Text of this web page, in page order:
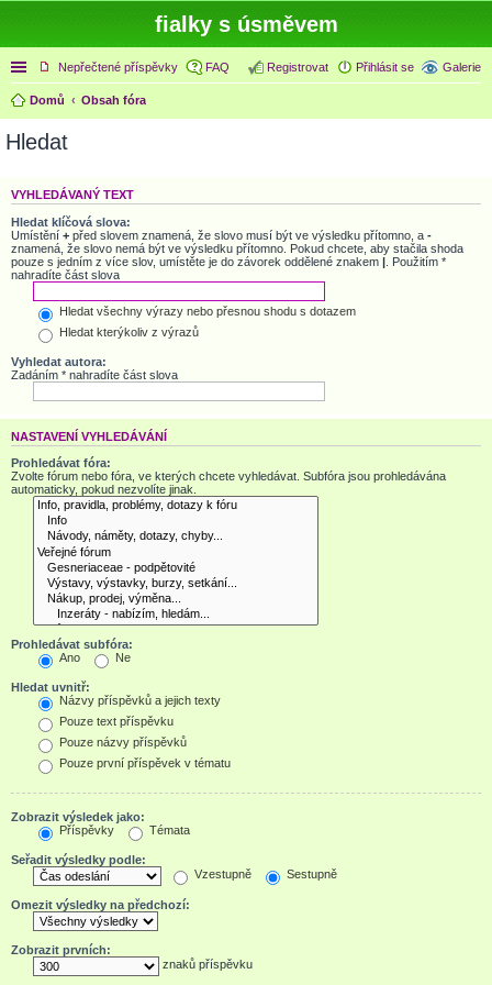
fialky s úsměvem
Rychlé odkazy
Nepřečtené příspěvky Galerie
FAQ Přihlásit se
Registrovat
Domů Obsah fóra
Hledat
VYHLEDÁVANÝ TEXT
Hledat klíčová slova:
Umístění + před slovem znamená, že slovo musí být ve výsledku přítomno, a -
znamená, že slovo nemá být ve výsledku přítomno. Pokud chcete, aby stačila shoda
pouze s jedním z více slov, umístěte je do závorek oddělené znakem | . Použitím *
nahradíte část slova
Hledat všechny výrazy nebo přesnou shodu s dotazem
Hledat kterýkoliv z výrazů
Vyhledat autora:
Zadáním * nahradíte část slova
NASTAVENÍ VYHLEDÁVÁNÍ
Prohledávat fóra:
Zvolte fórum nebo fóra, ve kterých chcete vyhledávat. Subfóra jsou prohledávána
automaticky, pokud nezvolíte jinak.
Prohledávat subfóra:
Ano
Ne
Hledat uvnitř:
Názvy příspěvků a jejich texty
Pouze text příspěvku
Pouze názvy příspěvků
Pouze první příspěvek v tématu
Zobrazit výsledek jako:
Příspěvky
Témata
Seřadit výsledky podle:
Vzestupně
Sestupně
Omezit výsledky na předchozí:
Zobrazit prvních:
znaků příspěvku